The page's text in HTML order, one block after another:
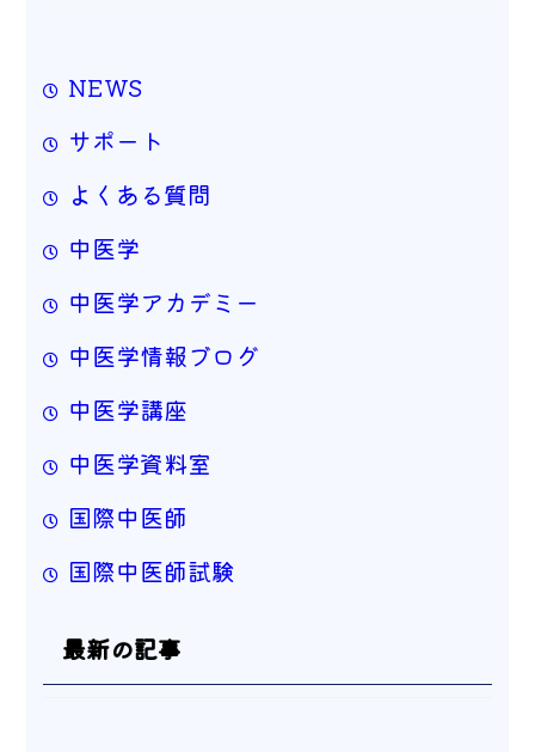
NEWS
サポート
よくある質問
中医学
中医学アカデミー
中医学情報ブログ
中医学講座
中医学資料室
国際中医師
国際中医師試験
最新の記事